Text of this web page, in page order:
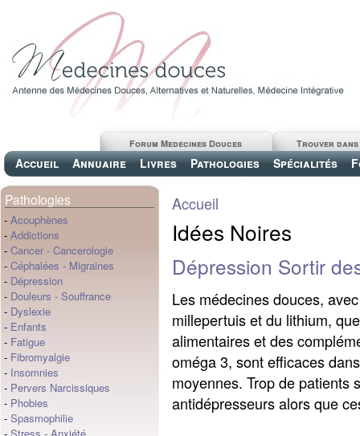
Accueil Annuaire Livres Pathologies Spécialités
Trouver
Forum Medecines Douces
Pathologies
- Acouphènes
- Addictions
- Cancer - Cancerologie
- Céphalées - Migraines
- Dépression
- Douleurs - Souffrance
- Dyslexie
- Enfants
- Fatigue
- Fibromyalgie
- Insomnies
- Pervers Narcissiques
- Phobies
- Spasmophilie
Accueil
Idées Noires
Dépression Sortir
Les médecines douces,
millepertuis et du lithium,
alimentaires et des
oméga 3, sont efficaces
moyennes. Trop de patients
antidépresseurs alors que